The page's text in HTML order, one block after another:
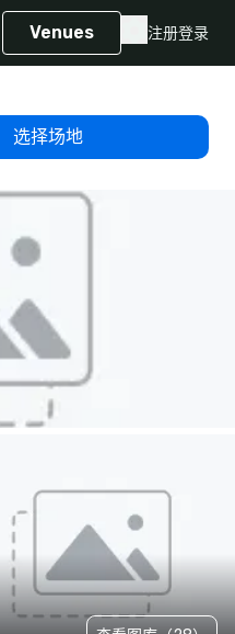
Venues 注册登录
选择场地